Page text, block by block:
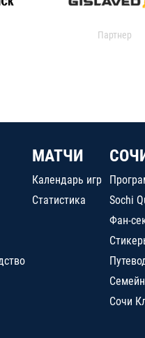
Партнер
МАТЧИ
Календарь игр
Статистика
Sochi
Фан-
Сочи